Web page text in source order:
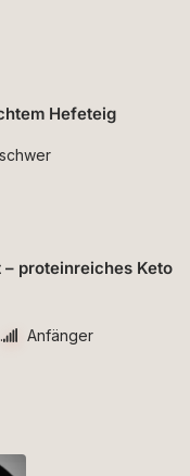
Hefeteig
– proteinreiches Keto
Anfänger